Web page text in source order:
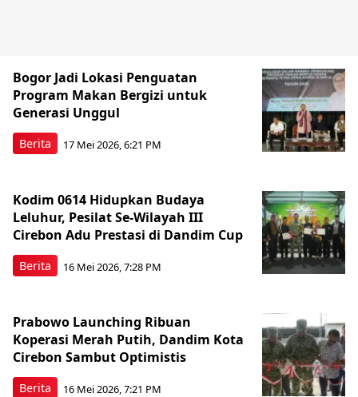
Berita
Bogor Jadi Lokasi Penguatan
Program Makan Bergizi untuk
Generasi Unggul
17 Mei 2026, 6:21 PM
Berita
Kodim 0614 Hidupkan Budaya
Leluhur, Pesilat Se-Wilayah III
Cirebon Adu Prestasi di Dandim Cup
16 Mei 2026, 7:28 PM
Berita
Prabowo Launching Ribuan
Koperasi Merah Putih, Dandim Kota
Cirebon Sambut Optimistis
16 Mei 2026, 7:21 PM